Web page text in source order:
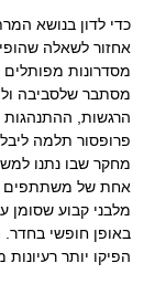
כדי לדון בנושא
אחזור לשאלה
מסדרונות מפותלים
מסתבר שלסביבה
הרגשות, ההתנהגות
פרופסור תלמה
מחקר שבו נתנו
אחת של משתתפים
מלבני קבוע שסומן
באופן חופשי
הפיקו יותר